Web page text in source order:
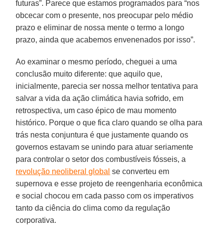
futuras”. Parece que estamos programados para “nos
obcecar com o presente, nos preocupar pelo médio
prazo e eliminar de nossa mente o termo a longo
prazo, ainda que acabemos envenenados por isso”.
Ao examinar o mesmo período, cheguei a uma
conclusão muito diferente: que aquilo que,
inicialmente, parecia ser nossa melhor tentativa para
salvar a vida da ação climática havia sofrido, em
retrospectiva, um caso épico de mau momento
histórico. Porque o que fica claro quando se olha para
trás nesta conjuntura é que justamente quando os
governos estavam se unindo para atuar seriamente
para controlar o setor dos combustíveis fósseis, a
revolução neoliberal global se converteu em
supernova e esse projeto de reengenharia econômica
e social chocou em cada passo com os imperativos
tanto da ciência do clima como da regulação
corporativa.